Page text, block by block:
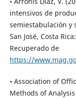
intensivos de
semiestabulación y
San José, Costa
Recuperado de
https://
• Association of
Methods of